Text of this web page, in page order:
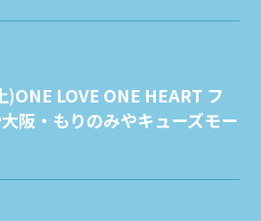
LOVE ONE HEART フ
阪・もりのみやキューズモー